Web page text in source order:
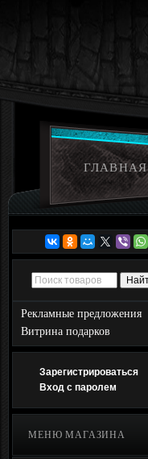
ГЛАВНАЯ
Рекламные предложения
Витрина подарков
Зарегистрироваться
Вход с паролем
МЕНЮ МАГАЗИНА